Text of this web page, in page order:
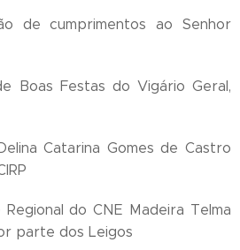
de cumprimentos ao Senhor
Boas Festas do Vigário Geral,
Catarina Gomes de Castro
do CNE Madeira Telma
parte dos Leigos